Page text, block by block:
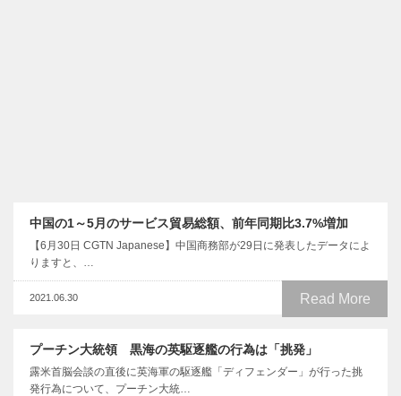
中国の1～5月のサービス貿易総額、前年同期比3.7%増加
【6月30日 CGTN Japanese】中国商務部が29日に発表したデータによ
りますと、…
Read More
2021.06.30
プーチン大統領 黒海の英駆逐艦の行為は「挑発」
露米首脳会談の直後に英海軍の駆逐艦「ディフェンダー」が行った挑
発行為について、プーチン大統…